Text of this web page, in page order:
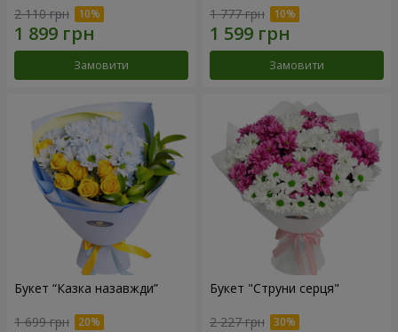
2 110 грн
Замовити
1 777 грн
Замовити
Букет “Казка назавжди”
1 699 грн
Букет "Струни серця"
2 227 грн